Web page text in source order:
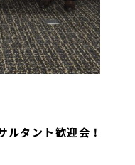
ルタント歓迎会！